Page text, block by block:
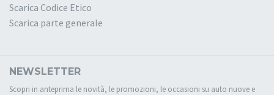
Scarica Codice Etico
Scarica parte generale
NEWSLETTER
Scopri in anteprima le novità, le promozioni, le occasioni su auto nuove e